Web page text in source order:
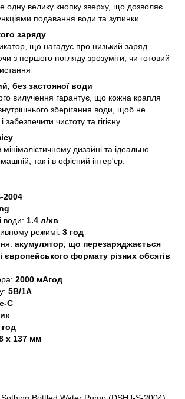
одну велику кнопку зверху, що дозволяє
подавання води та зупинки
заряду
що нагадує про низький заряд
з першого погляду зрозуміти, чи готовий
без застояної води
вилучення гарантує, що кожна крапля
зберігання води, щоб не
чистоту та гігієну
дизайні та ідеально
так і в офісний інтер'єр.
2004
води: 1.4 л/хв
режимі: 3 год
акумулятор, що перезаряджається
європейського формату різних обсягів
2000 мАгод
5В/1A
C
год
х 137 мм